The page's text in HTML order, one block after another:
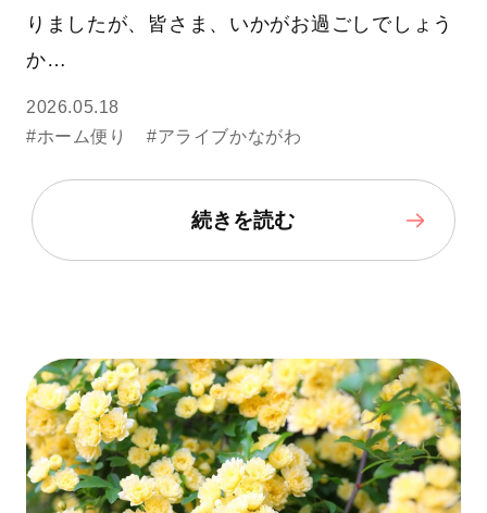
りましたが、皆さま、いかがお過ごしでしょう
か…
2026.05.18
#ホーム便り
#アライブかながわ
続きを読む